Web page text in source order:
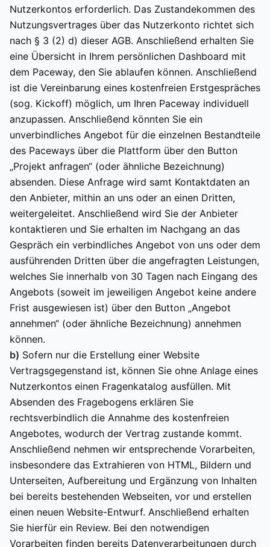
Nutzerkontos erforderlich. Das Zustandekommen des
Nutzungsvertrages über das Nutzerkonto richtet sich
nach § 3 (2) d) dieser AGB. Anschließend erhalten Sie
eine Übersicht in Ihrem persönlichen Dashboard mit
dem Paceway, den Sie ablaufen können. Anschließend
ist die Vereinbarung eines kostenfreien Erstgespräches
(sog. Kickoff) möglich, um Ihren Paceway individuell
anzupassen. Anschließend könnten Sie ein
unverbindliches Angebot für die einzelnen Bestandteile
des Paceways über die Plattform über den Button
„Projekt anfragen“ (oder ähnliche Bezeichnung)
absenden. Diese Anfrage wird samt Kontaktdaten an
den Anbieter, mithin an uns oder an einen Dritten,
weitergeleitet. Anschließend wird Sie der Anbieter
kontaktieren und Sie erhalten im Nachgang an das
Gespräch ein verbindliches Angebot von uns oder dem
ausführenden Dritten über die angefragten Leistungen,
welches Sie innerhalb von 30 Tagen nach Eingang des
Angebots (soweit im jeweiligen Angebot keine andere
Frist ausgewiesen ist) über den Button „Angebot
annehmen“ (oder ähnliche Bezeichnung) annehmen
können.
b) Sofern nur die Erstellung einer Website
Vertragsgegenstand ist, können Sie ohne Anlage eines
Nutzerkontos einen Fragenkatalog ausfüllen. Mit
Absenden des Fragebogens erklären Sie
rechtsverbindlich die Annahme des kostenfreien
Angebotes, wodurch der Vertrag zustande kommt.
Anschließend nehmen wir entsprechende Vorarbeiten,
insbesondere das Extrahieren von HTML, Bildern und
Unterseiten, Aufbereitung und Ergänzung von Inhalten
bei bereits bestehenden Webseiten, vor und erstellen
einen neuen Website-Entwurf. Anschließend erhalten
Sie hierfür ein Review. Bei den notwendigen
Vorarbeiten finden bereits Datenverarbeitungen durch